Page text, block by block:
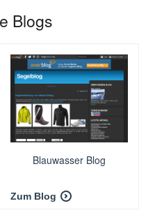
Blogs
Blauwasser Blog
Zum Blog